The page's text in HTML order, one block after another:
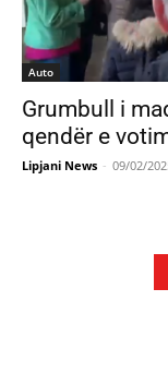
Auto
Grumbull i
qendër e
Lipjani News - 09/02/